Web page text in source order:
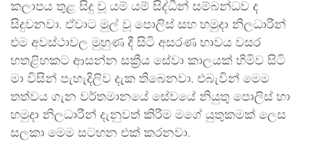
කලාපය තුළ සිදු වූ යම් යම් සිද්ධීන් සම්බන්ධව ද
සිදුවනවා. ඒවාට මුල් වූ පොලිස් සහ හමුදා නිලධාරීන්
එම අවස්ථාවල මුහුණ දී සිටි අසරණ භාවය වසර
හතළිහකට ආසන්න සක්‍රීය සේවා කාලයක් හිමිව සිටි
මා විසින් පැහැදිලිව දැක තිබෙනවා. එබැවින් මෙම
තත්වය ගැන වර්තමානයේ සේවයේ නියුතු පොලිස් හා
හමුදා නිලධාරීන් දැනුවත් කිරීම මගේ යුතුකමක් ලෙස
සලකා මෙම සටහන එක් කරනවා.